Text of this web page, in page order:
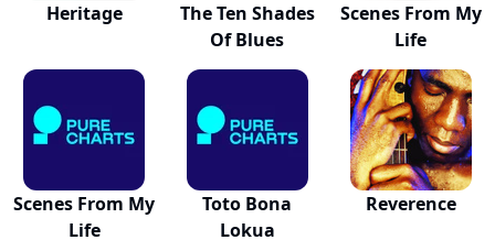
Heritage
The Ten Shades
Of Blues
Scenes From My
Life
Scenes From My
Life
Toto Bona
Lokua
Reverence